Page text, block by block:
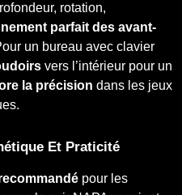
rotation,
parfait des avant-
un bureau avec clavier
vers l’intérieur pour un
la précision dans les jeux
Et Praticité
pour les